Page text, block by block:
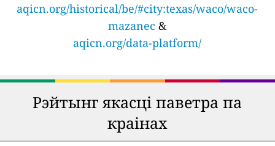
aqicn.org/historical/be/#city:texas/waco/waco-
mazanec &
aqicn.org/data-platform/
Рэйтынг якасці паветра па
краінах